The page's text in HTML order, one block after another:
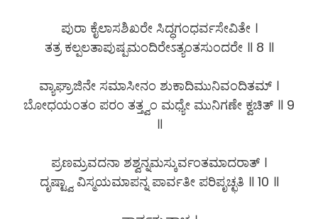
ಪುರಾ ಕೈಲಾಸಶಿಖರೇ ಸಿದ್ಧಗಂಧರ್ವಸೇವಿತೇ ।
ತತ್ರ ಕಲ್ಪಲತಾಪುಷ್ಪಮಂದಿರೇಽತ್ಯಂತಸುಂದರೇ ॥ 8 ॥
ವ್ಯಾಘ್ರಾಜಿನೇ ಸಮಾಸೀನಂ ಶುಕಾದಿಮುನಿವಂದಿತಮ್ ।
ಬೋಧಯಂತಂ ಪರಂ ತತ್ತ್ವಂ ಮಧ್ಯೇ ಮುನಿಗಣೇ ಕ್ವಚಿತ್ ॥ 9
॥
ಪ್ರಣಮ್ರವದನಾ ಶಶ್ವನ್ನಮಸ್ಕುರ್ವಂತಮಾದರಾತ್ ।
ದೃಷ್ಟ್ವಾ ವಿಸ್ಮಯಮಾಪನ್ನ ಪಾರ್ವತೀ ಪರಿಪೃಚ್ಛತಿ ॥ 10 ॥